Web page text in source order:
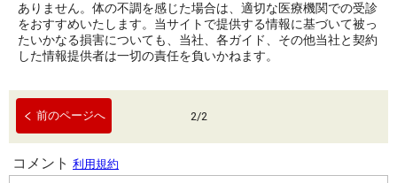
ありません。体の不調を感じた場合は、適切な医療機関での受診
をおすすめいたします。当サイトで提供する情報に基づいて被っ
たいかなる損害についても、当社、各ガイド、その他当社と契約
した情報提供者は一切の責任を負いかねます。
前のページへ 2/2